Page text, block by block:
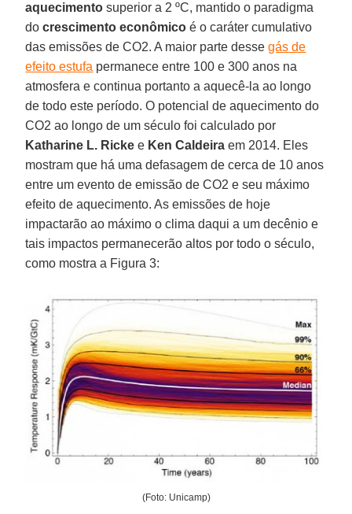
aquecimento superior a 2 ºC, mantido o paradigma
docrescimento econômico é o caráter cumulativo
das emissões de CO2. A maior parte dessegás de
efeito estufa permanece entre 100 e 300 anos na
atmosfera e continua portanto a aquecê-la ao longo
de todo este período. O potencial de aquecimento do
CO2 ao longo de um século foi calculado por
Katharine L. Ricke e Ken Caldeira em 2014. Eles
mostram que há uma defasagem de cerca de 10 anos
entre um evento de emissão de CO2 e seu máximo
efeito de aquecimento. As emissões de hoje
impactarão ao máximo o clima daqui a um decênio e
tais impactos permanecerão altos por todo o século,
como mostra a Figura 3:
(Foto: Unicamp)